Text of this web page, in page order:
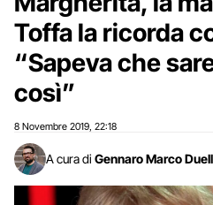
Toffa la ricorda
“Sapeva che
così”
8 Novembre 2019 22:18
A cura di Gennaro Marco